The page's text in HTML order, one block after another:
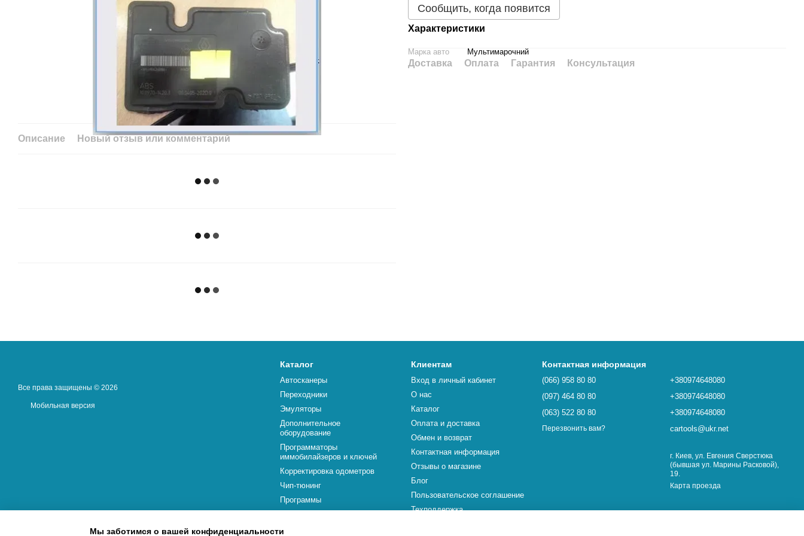
Описание Новый отзыв или комментарий
Сообщить, когда появится
Характеристики
Марка авто Мультимарочний
Доставка Оплата Гарантия Консультация
Все права защищены © 2026
Мобильная версия
Каталог
Автосканеры
Переходники
Эмуляторы
Дополнительное
оборудование
Программаторы
иммобилайзеров и ключей
Корректировка одометров
Чип-тюнинг
Программы
Клиентам
Вход в личный кабинет
О нас
Каталог
Оплата и доставка
Обмен и возврат
Контактная информация
Отзывы о магазине
Блог
Пользовательское соглашение
Техподдержка
Контактная информация
(066) 958 80 80
(097) 464 80 80
(063) 522 80 80
Перезвонить вам?
+380974648080
+380974648080
+380974648080
cartools@ukr.net
г. Киев, ул. Евгения Сверстюка
(бывшая ул. Марины Расковой),
19.
Карта проезда
Мы заботимся о вашей конфиденциальности